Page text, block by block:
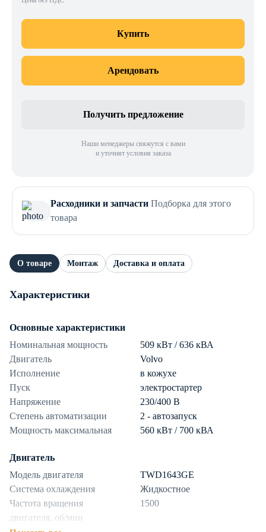
Купить
Арендовать
Получить предложение
Наши менеджеры свяжутся с вами
и уточнят условия заказа
Расходники и запчасти Подборка для этого
товара
О товаре Монтаж Доставка и оплата
Характеристики
Основные характеристики
Номинальная мощность
509 кВт / 636 кВА
Двигатель
Volvo
Исполнение
в кожухе
Пуск
электростартер
Напряжение
230/400 В
Степень автоматизации
2 - автозапуск
Мощность максимальная
560 кВт / 700 кВА
Двигатель
Модель двигателя
TWD1643GE
Система охлаждения
Жидкостное
Частота вращения
двигателя, об/мин
1500